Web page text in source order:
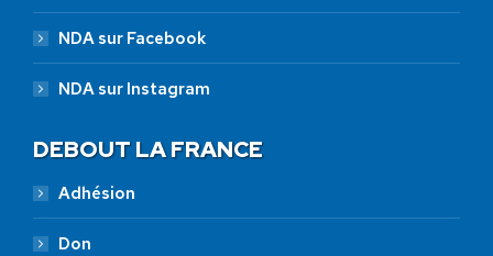
NDA sur Facebook
NDA sur Instagram
DEBOUT LA FRANCE
Adhésion
Don